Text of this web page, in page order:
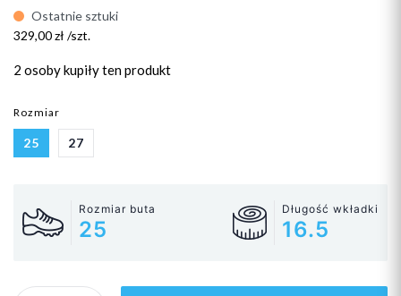
Ostatnie sztuki
329,00 zł /szt.
2 osobykupiły ten produkt
Rozmiar
25 27
Rozmiar buta
25
Długość wkładki
16.5